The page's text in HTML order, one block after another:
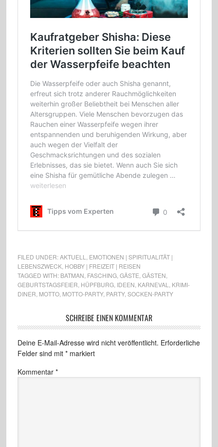
FILED UNDER:AKTUELL
EMOTIONEN | SPIRITUALITÄT |
LEBENSZWECK, HOBBY | FREIZEIT | REISEN
TAGGED WITH: BATMAN FASCHING, GÄSTE GÄSTEN
GEBURTSTAGSFEIER HÜPFBURG, IDEEN KARNEVAL
KRIMI-
DINER MOTTO, MOTTO-PARTY, PARTY, SOCKEN-PARTY
SCHREIBE EINEN KOMMENTAR
Deine E-Mail-Adresse wird nicht veröffentlicht. Erforderliche
Felder sind mit *markiert
Kommentar *